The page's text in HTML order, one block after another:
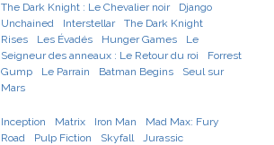
The Dark Knight : Le Chevalier noir
Django
Unchained
Interstellar
The Dark Knight
Rises
Les Évadés Hunger Games
Le
Seigneur des anneaux : Le Retour du roi
Forrest
Gump
Le Parrain Batman Begins
Seul sur
Mars
Inception Matrix Iron Man
Mad Max: Fury
Road
Pulp Fiction Skyfall
Jurassic